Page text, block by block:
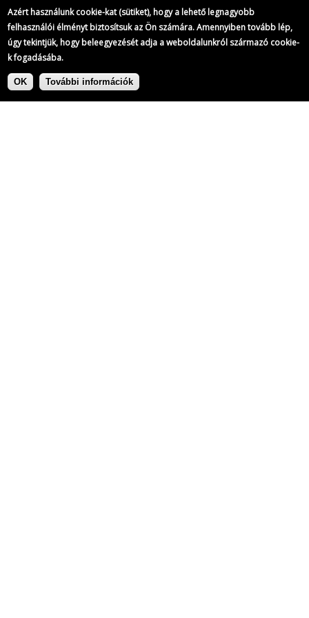
Azért használunk cookie-kat (sütiket), hogy a lehető legnagyobb
felhasználói élményt biztosítsuk az Ön számára. Amennyiben tovább lép,
úgy tekintjük, hogy beleegyezését adja a weboldalunkról származó cookie-
k fogadásába.
OK További információk
Ugrás
Címke: